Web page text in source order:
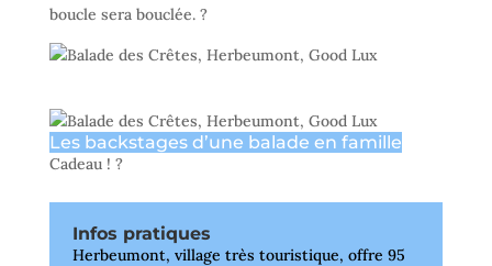
boucle sera bouclée. ?
Les backstages d’une balade en famille
Cadeau ! ?
Infos pratiques
Herbeumont, village très touristique, offre 95